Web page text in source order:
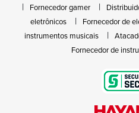
Fornecedor gamer
eletrônicos
Fornecedor de
instrumentos musicais
Fornecedor de